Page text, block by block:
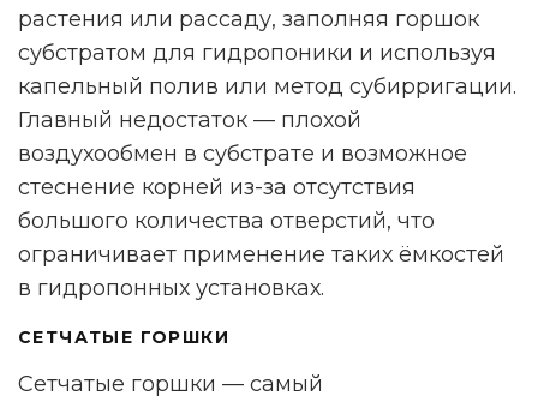
растения или рассаду, заполняя горшок
субстратом для гидропоники и используя
капельный полив или метод субирригации.
Главный недостаток — плохой
воздухообмен в субстрате и возможное
стеснение корней из-за отсутствия
большого количества отверстий, что
ограничивает применение таких ёмкостей
в гидропонных установках.
СЕТЧАТЫЕ ГОРШКИ
Сетчатые горшки — самый